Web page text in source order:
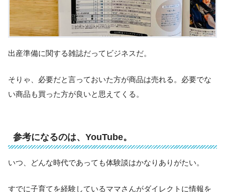
出産準備に関する雑誌だってビジネスだ。
そりゃ、必要だと言っておいた方が商品は売れる。必要でな
い商品も買った方が良いと思えてくる。
参考になるのは、YouTube。
いつ、どんな時代であっても体験談はかなりありがたい。
すでに子育てを経験しているママさんがダイレクトに情報を